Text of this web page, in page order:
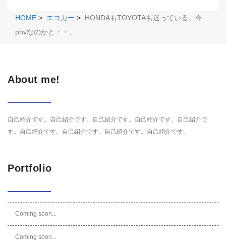
HOME > エコカー > HONDAもTOYOTAも迷っている。今
phvなのかと・・。
About me!
自己紹介です。自己紹介です。自己紹介です。自己紹介です。自己紹介で
す。自己紹介です。自己紹介です。自己紹介です。自己紹介です。
Portfolio
Coming soon...
Coming soon...